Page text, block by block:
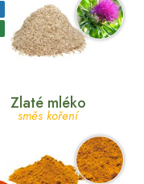
Zlaté mléko
směs koření